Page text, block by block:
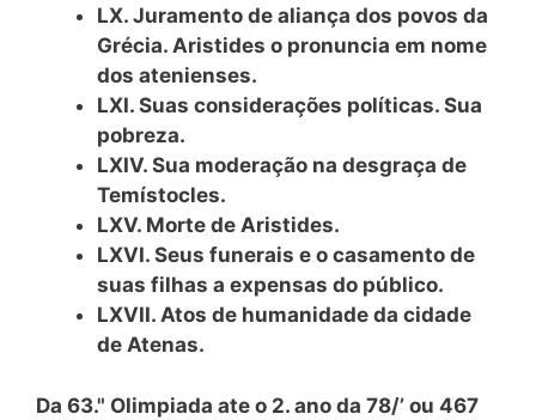
LX. Juramento de aliança dos povos da
Grécia. Aristides o pronuncia em nome
dos atenienses.
LXI. Suas considerações políticas. Sua
pobreza.
LXIV. Sua moderação na desgraça de
Temístocles.
LXV. Morte de Aristides.
LXVI. Seus funerais e o casamento de
suas filhas a expensas do público.
LXVII. Atos de humanidade da cidade
de Atenas.
Da 63." Olimpiada ate o 2. ano da 78/’ ou 467